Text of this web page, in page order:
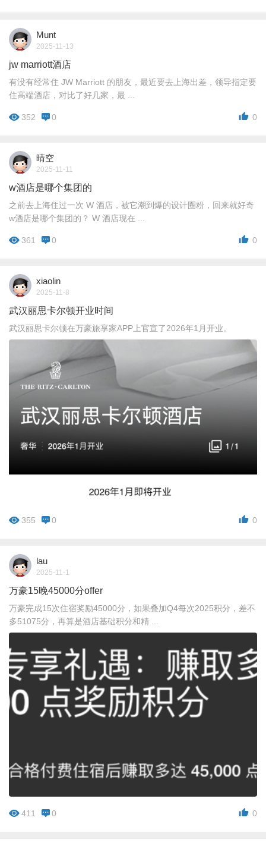
Munt
2025-11-13
jw marriott酒店
有没有经常住 JW Marriott 的朋友，最近要去上海出差，领导指定要
住高端酒店，对比了好几家，最 ...
352 0 0
晴空
2025-11-11
w酒店是哪个集团的
之前去上海住过一次 W 酒店，被它潮到爆的设计圈粉，回来就好奇
w酒店是哪个集团的？ W 酒店现在 ...
361 0 0
xiaolin
2025-11-8
武汉丽思卡尔顿开业时间
武汉丽思卡尔顿在万豪旅享家APP上官宣了2026年1月开业。
355 0 0
lau
2025-11-1
万豪15晚45000分offer
万豪完成15次住宿奖励45000分，如果叠加Q4每次2025积分，差不
多51075分，再算是酒店基础积分和精 ...
411 0 0